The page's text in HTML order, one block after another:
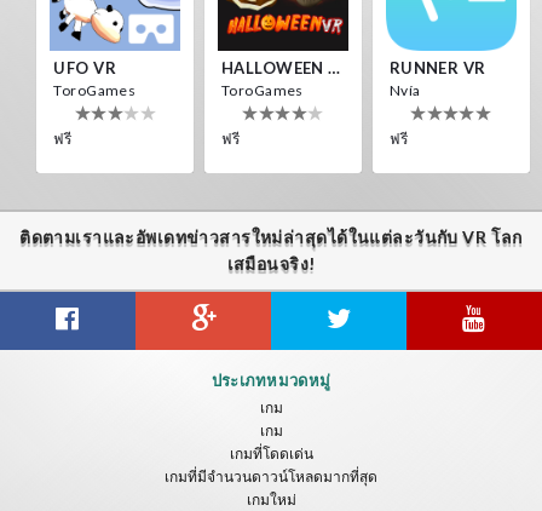
Archer VR
ฟรี
ฟรี ฟรี
SkyWalk
ฟรี
Voxel Fly
Cenda Games
Asteroids
UFO VR
ToroGames
ฟรี
HALLOWEEN VR
ToroGames
ฟรี
RUNNER VR
Nvía
ฟรี
ToroGames
ติดตามเราและอัพเดทข่าวสารใหม่ล่าสุดได้ในแต่ละวันกับ VR โลก
เสมือนจริง!
ประเภทหมวดหมู่
เกม
เกม
เกมที่โดดเด่น
เกมที่มีจำนวนดาวน์โหลดมากที่สุด
เกมใหม่